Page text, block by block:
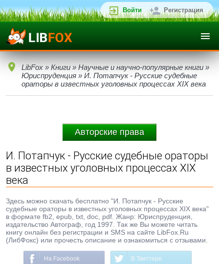
Войти Регистрация
LibFox » Книги » Научные и научно-популярные книги »
Юриспруденция » И. Потапчук - Русские судебные
ораторы в известных уголовных процессах XIX века
Авторские права
И. Потапчук - Русские судебные ораторы
в известных уголовных процессах XIX
века
Здесь можно скачать бесплатно "И. Потапчук - Русские
судебные ораторы в известных уголовных процессах XIX века"
в формате fb2, epub, txt, doc, pdf. Жанр: Юриспруденция,
издательство Автограф, год 1997. Так же Вы можете читать
книгу онлайн без регистрации и SMS на сайте LibFox.Ru
(ЛибФокс) или прочесть описание и ознакомиться с отзывами.
На Facebook В Твиттере